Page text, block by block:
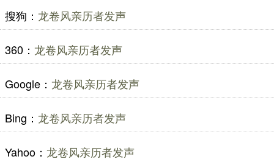
搜狗： 龙卷风亲历者发声
360： 龙卷风亲历者发声
Google： 龙卷风亲历者发声
Bing： 龙卷风亲历者发声
Yahoo： 龙卷风亲历者发声